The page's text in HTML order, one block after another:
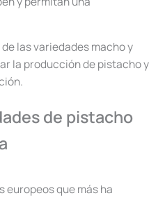
las variedades macho y
la producción de pistacho y
de pistacho
europeos que más ha